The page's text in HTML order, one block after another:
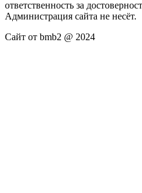
ответственность за
Администрация сайта не несёт.
Сайт от bmb2 @ 2024